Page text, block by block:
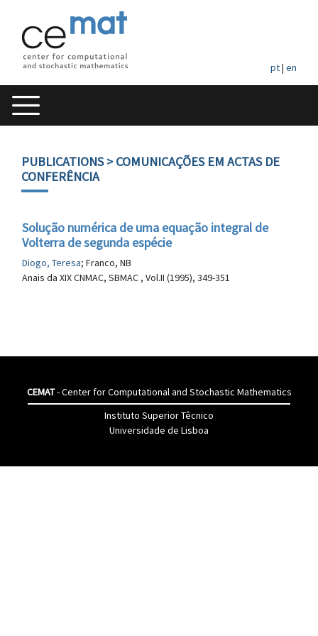
pt| en
PUBLICATIONS> COMUNICAÇÕES EM ACTAS DE
CONFERÊNCIA
Solução numérica de uma equação integral de
Volterra de segunda espécie
Diogo, Teresa; Franco, NB
Anais da XIX CNMAC, SBMAC , Vol.II (1995), 349-351
CEMAT- Center for Computational and Stochastic Mathematics
Instituto Superior Têcnico
Universidade de Lisboa